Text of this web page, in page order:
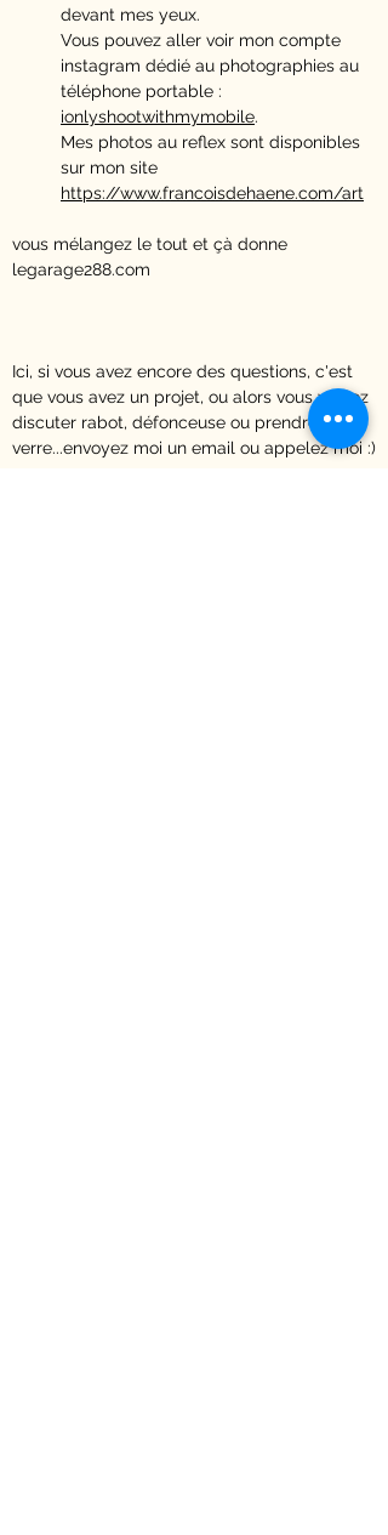
devant mes yeux.
Vous pouvez aller voir mon compte
instagram dédié au photographies au
téléphone portable :
ionlyshootwithmymobile.
Mes photos au reflex sont disponibles
sur mon site
https://www.francoisdehaene.com/art
vous mélangez le tout et çà donne
legarage288.com
Ici, si vous avez encore des questions, c'est
que vous avez un projet, ou alors vous voulez
discuter rabot, défonceuse ou prendre un
verre...envoyez moi un email ou appelez moi :)